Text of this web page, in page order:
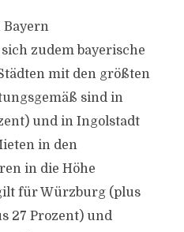
Bayern
zudem bayerische
mit den größten
sind in
und in Ingolstadt
in den
in die Höhe
für Würzburg (plus
27 Prozent) und